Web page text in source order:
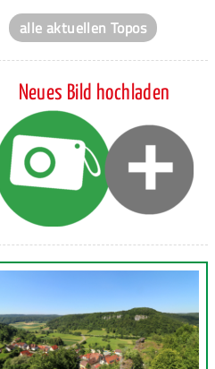
alle aktuellen Topos
Neues Bild hochladen